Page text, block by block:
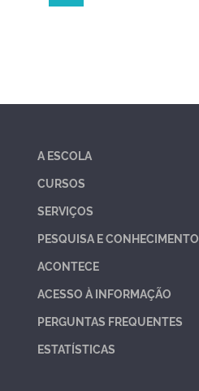
A ESCOLA
CURSOS
SERVIÇOS
PESQUISA E CONHECIMENTO
ACONTECE
ACESSO À INFORMAÇÃO
PERGUNTAS FREQUENTES
ESTATÍSTICAS